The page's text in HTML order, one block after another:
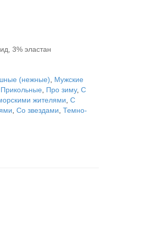
3% эластан
(нежные)
Мужские
Прикольные Про зиму, С
жителями С
Со звездами Темно-